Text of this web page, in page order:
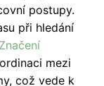
postupy.
při hledání
Značení
mezi
což vede k